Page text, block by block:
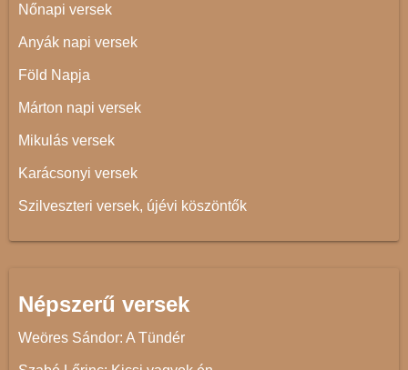
Nőnapi versek
Anyák napi versek
Föld Napja
Márton napi versek
Mikulás versek
Karácsonyi versek
Szilveszteri versek, újévi köszöntők
Népszerű versek
Weöres Sándor: A Tündér